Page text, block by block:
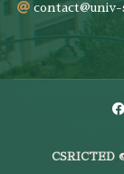
CSRICTED